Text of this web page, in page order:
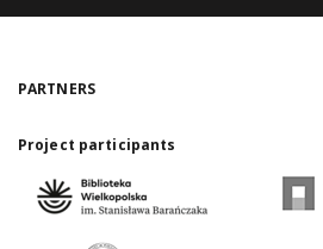
PARTNERS
Project participants